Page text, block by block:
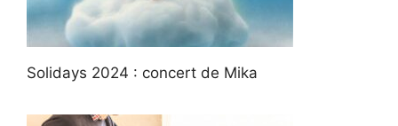
Solidays 2024 : concert de Mika